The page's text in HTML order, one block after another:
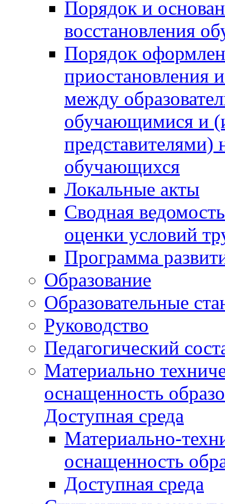
Порядок и
восстановления
Порядок
приостановления
между
обучающимися и
представителями)
обучающихся
Локальные акты
Сводная
оценки условий
Программа
Образование
Образовательные
Руководство
Педагогический
Материально
оснащенность
Доступная среда
Материально-
оснащенность
Доступная среда